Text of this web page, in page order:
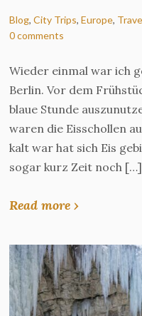
Blog,City Trips,Europe,
0 comments
Wieder einmal war ich
Berlin. Vor dem
blaue Stunde
waren die Eisschollen
kalt war hat sich Eis
sogar kurz Zeit noch […]
Read more ›